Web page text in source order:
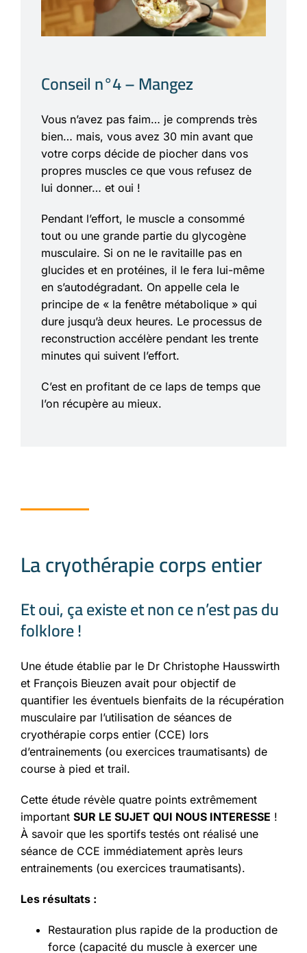
Conseil n°4 – Mangez
Vous n’avez pas faim… je comprends très
bien… mais, vous avez 30 min avant que
votre corps décide de piocher dans vos
propres muscles ce que vous refusez de
lui donner… et oui !
Pendant l’effort, le muscle a consommé
tout ou une grande partie du glycogène
musculaire. Si on ne le ravitaille pas en
glucides et en protéines, il le fera lui-même
en s’autodégradant. On appelle cela le
principe de « la fenêtre métabolique » qui
dure jusqu’à deux heures. Le processus de
reconstruction accélère pendant les trente
minutes qui suivent l’effort.
C’est en profitant de ce laps de temps que
l’on récupère au mieux.
La cryothérapie corps entier
Et oui, ça existe et non ce n’est pas du
folklore !
Une étude établie par le Dr Christophe Hausswirth
et François Bieuzen avait pour objectif de
quantifier les éventuels bienfaits de la récupération
musculaire par l’utilisation de séances de
cryothérapie corps entier (CCE) lors
d’entrainements (ou exercices traumatisants) de
course à pied et trail.
Cette étude révèle quatre points extrêmement
important SUR LE SUJET QUI NOUS INTERESSE !
À savoir que les sportifs testés ont réalisé une
séance de CCE immédiatement après leurs
entrainements (ou exercices traumatisants).
Les résultats :
Restauration plus rapide de la production de
force (capacité du muscle à exercer une